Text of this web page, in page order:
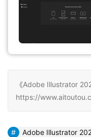
《Adobe Illustrator
https://
Adobe Illustrator